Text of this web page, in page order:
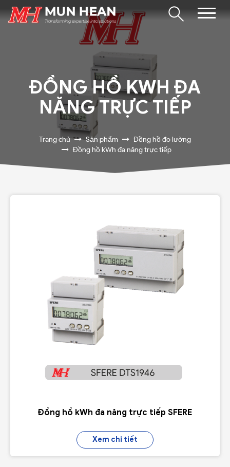
ĐỒNG HỒ KWH ĐA
NĂNG TRỰC TIẾP
Trang chủ Sản phẩm
Đồng hồ đo lường
Đồng hồ kWh đa năng trực tiếp
Đồng hồ kWh đa năng trực tiếp SFERE
Xem chi tiết